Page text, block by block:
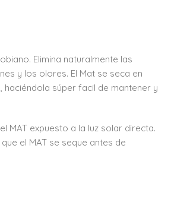
Elimina naturalmente las
y los olores. El Mat se seca en
haciéndola súper facil de mantener y
MAT expuesto a la luz solar directa.
el MAT se seque antes de